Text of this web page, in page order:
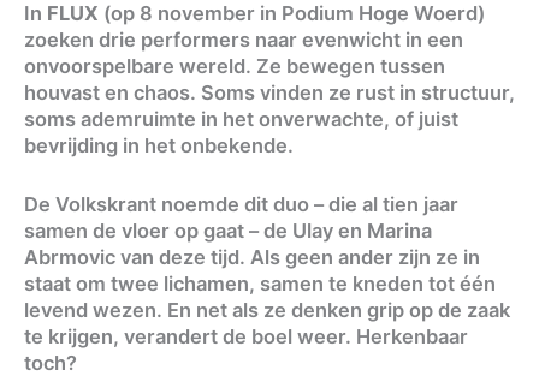
In FLUX (op 8 november in Podium Hoge Woerd)
zoeken drie performers naar evenwicht in een
onvoorspelbare wereld. Ze bewegen tussen
houvast en chaos. Soms vinden ze rust in structuur,
soms ademruimte in het onverwachte, of juist
bevrijding in het onbekende.
De Volkskrant noemde dit duo – die al tien jaar
samen de vloer op gaat – de Ulay en Marina
Abrmovic van deze tijd. Als geen ander zijn ze in
staat om twee lichamen, samen te kneden tot één
levend wezen. En net als ze denken grip op de zaak
te krijgen, verandert de boel weer. Herkenbaar
toch?